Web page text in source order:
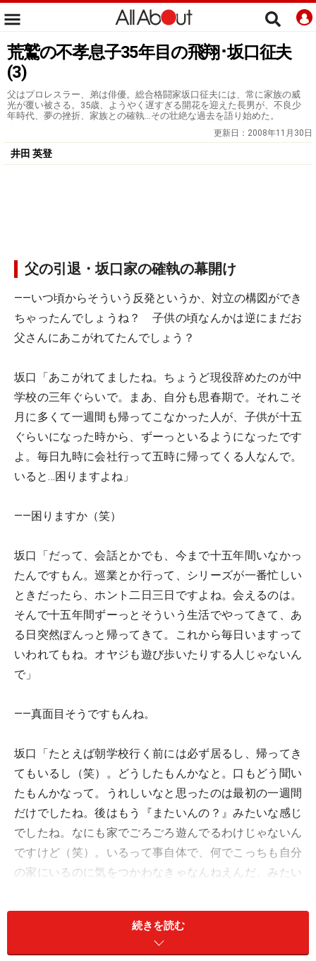
荒鷲の不孝息子35年目の飛翔･坂口征夫
(3)
父はプロレスラー、弟は俳優。総合格闘家坂口征夫には、常に家族の威
光が覆い被さる。35歳、ようやく遅すぎる開花を迎えた長男が、不良少
年時代、夢の挫折、家族との確執…その壮絶な過去を語り始めた。
更新日： 2008年11月30日
井田 英登
父の引退・坂口家の確執の幕開け
――いつ頃からそういう反発というか、対立の構図ができ
ちゃったんでしょうね？ 子供の頃なんかは逆にまだお
父さんにあこがれてたんでしょう？
坂口「あこがれてましたね。ちょうど現役辞めたのが中
学校の三年ぐらいで。まあ、自分も思春期で。それこそ
月に多くて一週間も帰ってこなかった人が、子供が十五
ぐらいになった時から、ずーっといるようになったです
よ。毎日九時に会社行って五時に帰ってくる人なんで。
いると…困りますよね」
――困りますか（笑）
坂口「だって、会話とかでも、今まで十五年間いなかっ
たんですもん。巡業とか行って、シリーズが一番忙しい
ときだったら、ホント二日三日ですよね。会えるのは。
そんで十五年間ずーっとそういう生活でやってきて、あ
る日突然ぽんっと帰ってきて。これから毎日いますって
いわれてもね。オヤジも遊び歩いたりする人じゃないん
で」
――真面目そうですもんね。
坂口「たとえば朝学校行く前には必ず居るし、帰ってき
てもいるし（笑）。どうしたもんかなと。口もどう聞い
たもんかなって。うれしいなと思ったのは最初の一週間
だけでしたね。後はもう『またいんの？』みたいな感じ
でしたね。なにも家でごろごろ遊んでるわけじゃないん
ですけど（笑）。いるって事自体で、何でこっちも自分
の家にいるのに気をつかわなきゃなんねえんだ、みたい
――距離感の問題でしょうね。ホントはもっと早くから接
してたら、思春期の頃には、もう少しお互い無視する方
続きを読む